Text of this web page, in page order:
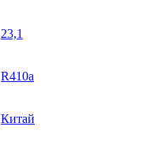
23,1
R410a
Китай